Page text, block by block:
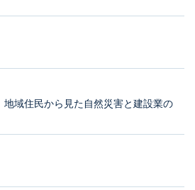
地域住民から見た自然災害と建設業の